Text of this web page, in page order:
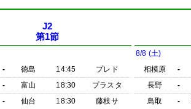
J2
第1節
- 徳島 14:45
プレド
- 富山 18:30
プラスタ
- 仙台 18:30
藤枝サ
8/8 (土)
相模原
-
長野
-
鳥取
-